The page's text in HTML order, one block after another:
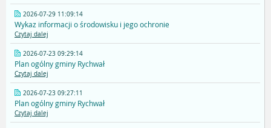
2026-07-29 11:09:14
Wykaz informacji o środowisku i jego ochronie
Czytaj dalej
2026-07-23 09:29:14
Plan ogólny gminy Rychwał
Czytaj dalej
2026-07-23 09:27:11
Plan ogólny gminy Rychwał
Czytaj dalej